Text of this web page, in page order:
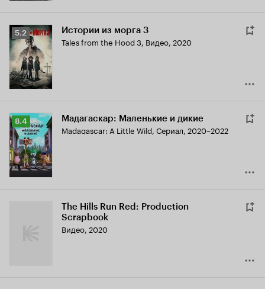
Рейтинг
Кинопоиска
5.2
5.2 Истории из морга 3
Tales from the Hood 3, Видео, 2020
Рейтинг
Кинопоиска
8.4
8.4 Мадагаскар: Маленькие и дикие
Madagascar: A Little Wild, Сериал, 2020–2022
The Hills Run Red: Production
Scrapbook
Видео, 2020